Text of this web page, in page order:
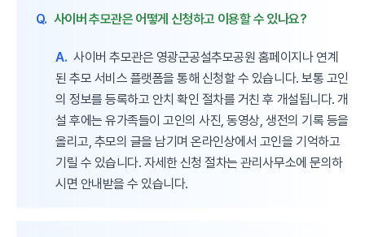
Q. 사이버 추모관은 어떻게 신청하고 이용할 수 있나요?
A. 사이버 추모관은 영광군공설추모공원 홈페이지나 연계
된 추모 서비스 플랫폼을 통해 신청할 수 있습니다. 보통 고인
의 정보를 등록하고 안치 확인 절차를 거친 후 개설됩니다. 개
설 후에는 유가족들이 고인의 사진, 동영상, 생전의 기록 등을
올리고, 추모의 글을 남기며 온라인상에서 고인을 기억하고
기릴 수 있습니다. 자세한 신청 절차는 관리사무소에 문의하
시면 안내받을 수 있습니다.